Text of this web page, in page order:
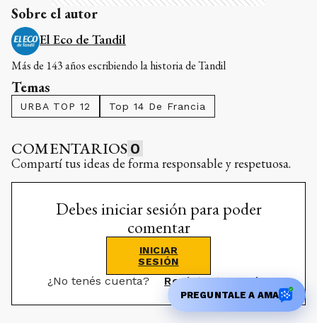
Sobre el autor
El Eco de Tandil
Más de 143 años escribiendo la historia de Tandil
Temas
URBA TOP 12 Top 14 De Francia
COMENTARIOS 0
Compartí tus ideas de forma responsable y respetuosa.
Debes iniciar sesión para poder
comentar
INICIAR
SESIÓN
¿No tenés cuenta? Registrate aquí
PREGUNTALE A AMA